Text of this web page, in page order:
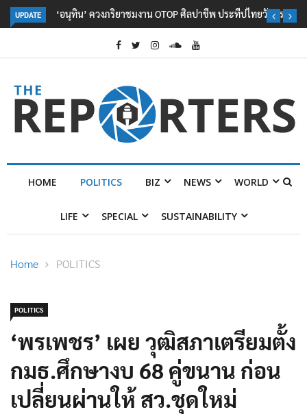
UPDATE ‘อนุทิน’ ควงภริยาชมงาน OTOP ศิลปาชีพ ประทีปไทยวันแรก
HOME POLITICS BIZ NEWS WORLD
LIFE SPECIAL SUSTAINABILITY
Home POLITICS
POLITICS
‘พรเพชร’ เผย วุฒิสภาเตรียมตั้ง
กมธ.ศึกษางบ 68 คู่ขนาน ก่อน
เปลี่ยนผ่านให้ สว.ชุดใหม่